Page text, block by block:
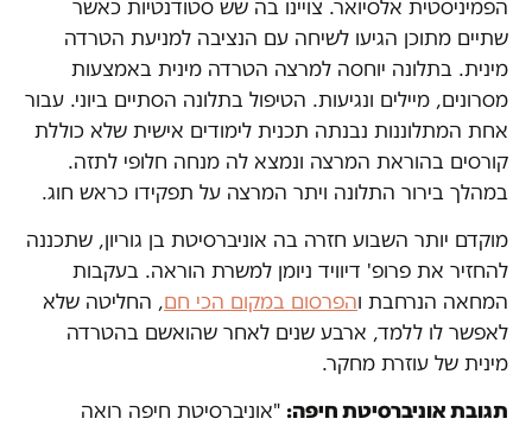
הפמיניסטית אלסיואר. צויינו בה שש סטודנטיות כאשר
שתיים מתוכן הגיעו לשיחה עם הנציבה למניעת הטרדה
מינית. בתלונה יוחסה למרצה הטרדה מינית באמצעות
מסרונים, מיילים ונגיעות. הטיפול בתלונה הסתיים ביוני. עבור
אחת המתלוננות נבנתה תכנית לימודים אישית שלא כוללת
קורסים בהוראת המרצה ונמצא לה מנחה חלופי לתזה.
במהלך בירור התלונה ויתר המרצה על תפקידו כראש חוג.
מוקדם יותר השבוע חזרה בה אוניברסיטת בן גוריון, שתכננה
להחזיר את פרופ' דיוויד ניומן למשרת הוראה. בעקבות
המחאה הנרחבת והפרסום במקום הכי חם, החליטה שלא
לאפשר לו ללמד, ארבע שנים לאחר שהואשם בהטרדה
מינית של עוזרת מחקר.
תגובת אוניברסיטת חיפה: "אוניברסיטת חיפה רואה